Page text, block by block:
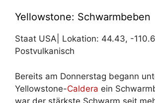
Yellowstone: Schwarmbeben
Staat USA| Lokation: 44.43, -
Postvulkanisch
Bereits am Donnerstag begann
Yellowstone-Caldera ein
war der stärkste Schwarm seit